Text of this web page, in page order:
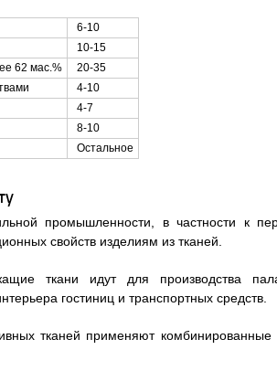
6-10
10-15
62 мас.%
20-35
4-10
4-7
8-10
Остальное
промышленности, в частности к
свойств изделиям из тканей.
ткани идут для производства
гостиниц и транспортных средств.
тканей применяют комбинированные